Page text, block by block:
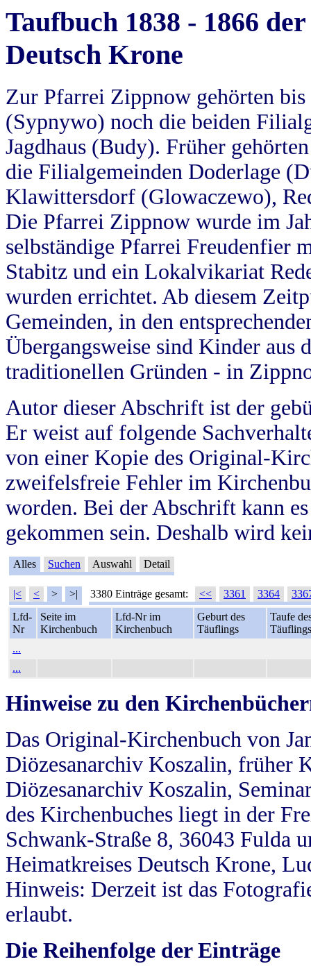
Taufbuch 1838 - 1866
Deutsch Krone
Zur Pfarrei Zippnow gehörten
(Sypnywo) noch die beiden
Jagdhaus (Budy). Früher
die Filialgemeinden Doderlage
Klawittersdorf (Glowaczewo),
Die Pfarrei Zippnow wurde im
selbständige Pfarrei Freudenfier
Stabitz und ein Lokalvikariat
wurden errichtet. Ab diesem
Gemeinden, in den
Übergangsweise sind Kinder aus
traditionellen Gründen - in
Autor dieser Abschrift ist der
Er weist auf folgende
von einer Kopie des Original-
zweifelsfreie Fehler im
worden. Bei der Abschrift kann
gekommen sein. Deshalb wird
Alles Suchen Auswahl Detail
|< < > >| 3380 Einträge gesamt: << 3361 3364
Lfd-
Nr
Seite im
Kirchenbuch
Lfd-Nr im
Kirchenbuch
Geburt des
Täuflings
Taufe
Täuflings
...
...
Hinweise zu den
Das Original-Kirchenbuch von
Diözesanarchiv Koszalin, früher
Diözesanarchiv Koszalin,
des Kirchenbuches liegt in der
Schwank-Straße 8, 36043 Fulda
Heimatkreises Deutsch Krone,
Hinweis: Derzeit ist das
erlaubt.
Die Reihenfolge der Einträge